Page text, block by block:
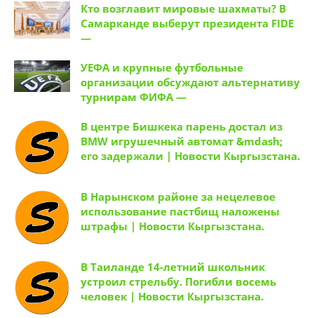
Кто возглавит мировые шахматы? В
Самарканде выберут президента FIDE
—
УЕФА и крупные футбольные
организации обсуждают альтернативу
турнирам ФИФА —
В центре Бишкека парень достал из
BMW игрушечный автомат &mdash;
его задержали | Новости Кыргызстана.
В Нарынском районе за нецелевое
использование пастбищ наложены
штрафы | Новости Кыргызстана.
В Таиланде 14-летний школьник
устроил стрельбу. Погибли восемь
человек | Новости Кыргызстана.